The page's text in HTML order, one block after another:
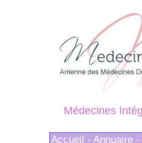
Médecines
Accueil - Annuaire -